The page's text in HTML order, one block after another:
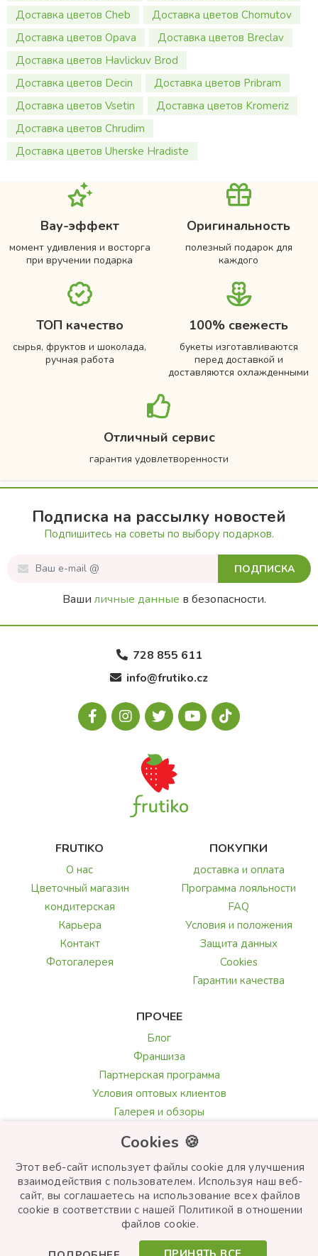
Доставка цветов Cheb
Доставка цветов Chomutov
Доставка цветов Opava
Доставка цветов Breclav
Доставка цветов Havlickuv Brod
Доставка цветов Decin
Доставка цветов Pribram
Доставка цветов Vsetin
Доставка цветов Kromeriz
Доставка цветов Chrudim
Доставка цветов Uherske Hradiste
Вау-эффект
момент удивления и восторга
при вручении подарка
Оригинальность
полезный подарок для
каждого
ТОП качество
сырья, фруктов и шоколада,
ручная работа
100% свежесть
букеты изготавливаются
перед доставкой и
доставляются охлажденными
Отличный сервис
гарантия удовлетворенности
Подписка на рассылку новостей
Подпишитесь на советы по выбору подарков.
ПОДПИСКА
Ваши личные данные в безопасности.
728 855 611
info@frutiko.cz
FRUTIKO
О нас
Цветочный магазин
кондитерская
Карьера
Контакт
Фотогалерея
ПОКУПКИ
доставка и оплата
Программа лояльности
FAQ
Условия и положения
Защита данных
Cookies
Гарантии качества
ПРОЧЕЕ
Блог
Франшиза
Партнерская программа
Условия оптовых клиентов
Галерея и обзоры
Выбор цветов
© Frutiko.cz 2026
STARTUJEME WEBY
Cookies 🍪
Этот веб-сайт использует файлы cookie для улучшения
взаимодействия с пользователем. Используя наш веб-
сайт, вы соглашаетесь на использование всех файлов
cookie в соответствии с нашей Политикой в ​​отношении
файлов cookie.